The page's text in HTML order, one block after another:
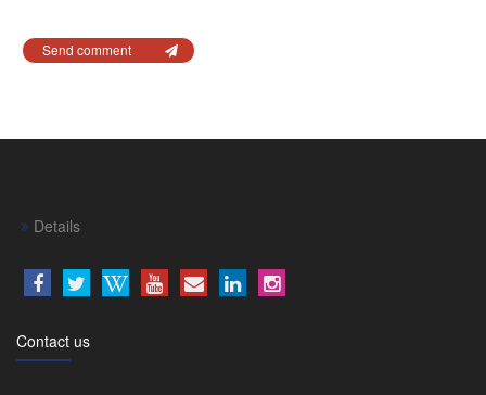
Send comment
Details
Contact us